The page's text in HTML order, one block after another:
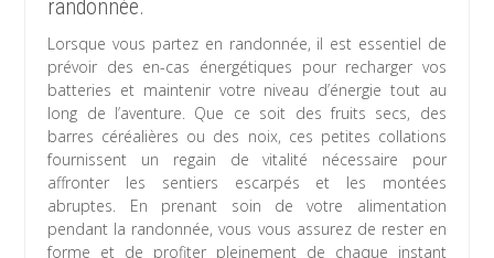
randonnée.
Lorsque vous partez en randonnée, il est essentiel de
prévoir des en-cas énergétiques pour recharger vos
batteries et maintenir votre niveau d’énergie tout au
long de l’aventure. Que ce soit des fruits secs, des
barres céréalières ou des noix, ces petites collations
fournissent un regain de vitalité nécessaire pour
affronter les sentiers escarpés et les montées
abruptes. En prenant soin de votre alimentation
pendant la randonnée, vous vous assurez de rester en
forme et de profiter pleinement de chaque instant